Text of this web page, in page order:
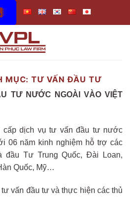
MỤC: TƯ VẤN ĐẦU TƯ
TƯ NƯỚC NGOÀI VÀO VIỆT
cấp dịch vụ tư vấn đầu tư nước
06 năm kinh nghiệm hỗ trợ các
đầu Tư Trung Quốc, Đài Loan,
Quốc, Mỹ…
vấn đầu tư và thực hiện các thủ